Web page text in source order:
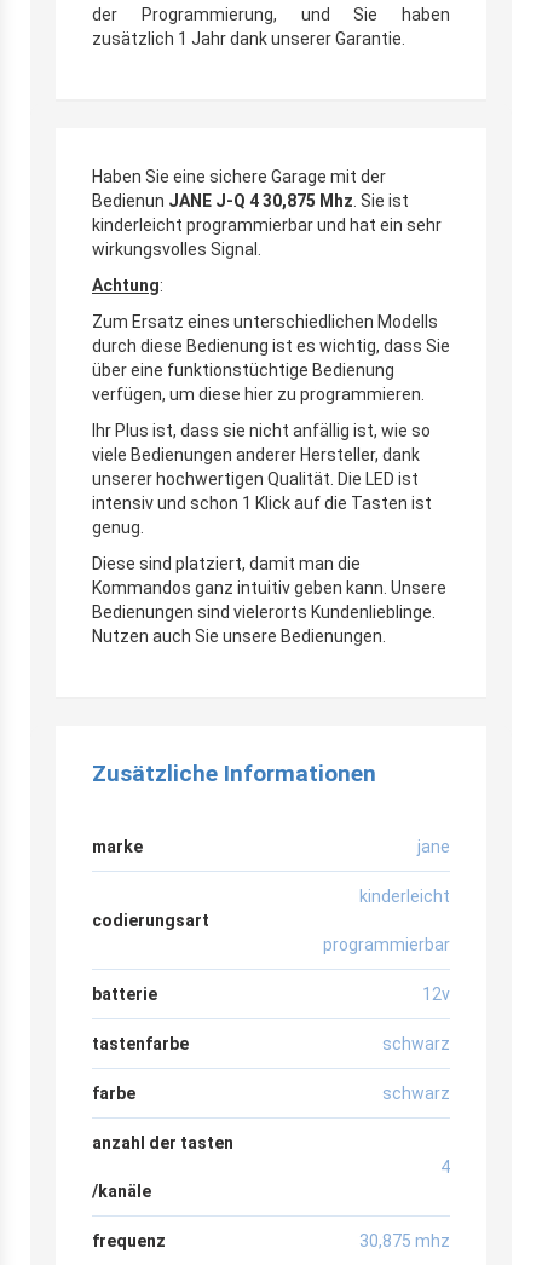
der Programmierung, und Sie haben
zusätzlich 1 Jahr dank unserer Garantie.
Haben Sie eine sichere Garage mit der
Bedienun JANE J-Q 4 30,875 Mhz . Sie ist
kinderleicht programmierbar und hat ein sehr
wirkungsvolles Signal.
Achtung:
Zum Ersatz eines unterschiedlichen Modells
durch diese Bedienung ist es wichtig, dass Sie
über eine funktionstüchtige Bedienung
verfügen, um diese hier zu programmieren.
Ihr Plus ist, dass sie nicht anfällig ist, wie so
viele Bedienungen anderer Hersteller, dank
unserer hochwertigen Qualität. Die LED ist
intensiv und schon 1 Klick auf die Tasten ist
genug.
Diese sind platziert, damit man die
Kommandos ganz intuitiv geben kann. Unsere
Bedienungen sind vielerorts Kundenlieblinge.
Nutzen auch Sie unsere Bedienungen.
Zusätzliche Informationen
marke jane
codierungsart
kinderleicht
programmierbar
batterie 12v
tastenfarbe schwarz
farbe schwarz
anzahl der tasten
/kanäle
4
frequenz 30,875 mhz